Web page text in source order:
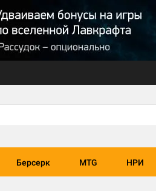
Берсерк MTG НРИ